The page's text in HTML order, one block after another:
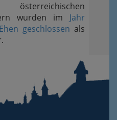
wurden im Jahr
geschlossen als